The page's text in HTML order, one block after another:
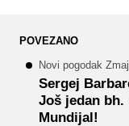
POVEZANO
Novi pogodak
Sergej
Još jedan bh.
Mundijal!